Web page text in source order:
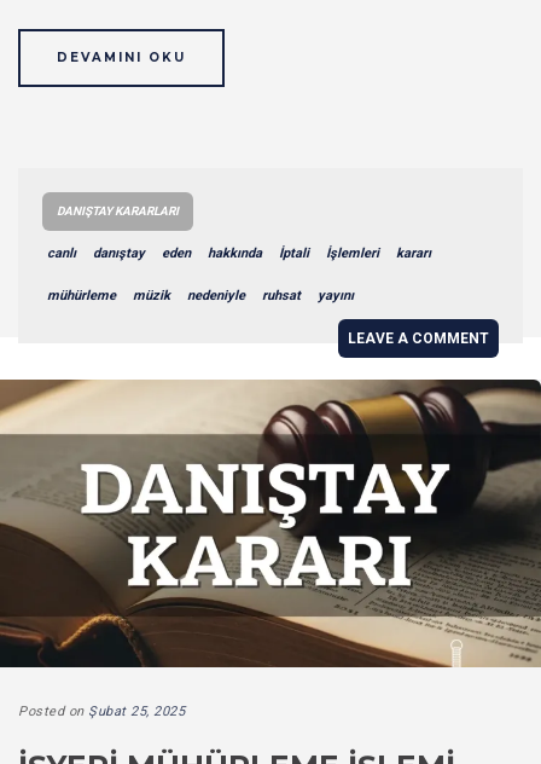
DEVAMINI OKU
DANIŞTAY KARARLARI
canlı danıştay eden hakkında İptali İşlemleri kararı
mühürleme müzik nedeniyle ruhsat yayını
LEAVE A COMMENT
Posted on Şubat 25, 2025